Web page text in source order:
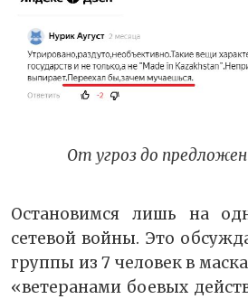
От угроз до
Остановимся лишь на
сетевой войны. Это
группы из 7 человек в
«ветеранами боевых